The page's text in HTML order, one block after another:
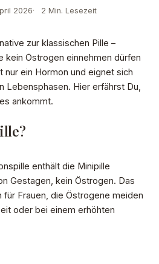
2026 2 Min. Lesezeit
zur klassischen Pille –
kein Östrogen einnehmen dürfen
nur ein Hormon und eignet sich
Lebensphasen. Hier erfährst Du,
ankommt.
enthält die Minipille
Gestagen, kein Östrogen. Das
für Frauen, die Östrogene meiden
oder bei einem erhöhten